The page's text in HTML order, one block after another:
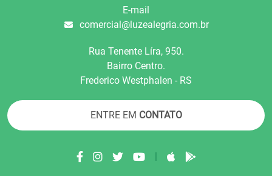
E-mail
comercial@luzealegria.com.br
Rua Tenente Líra, 950.
Bairro Centro.
Frederico Westphalen - RS
ENTRE EM CONTATO
|